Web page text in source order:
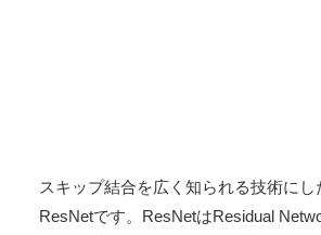
スキップ結合を広く知られる技術にし
ResNetです。ResNetはResidual